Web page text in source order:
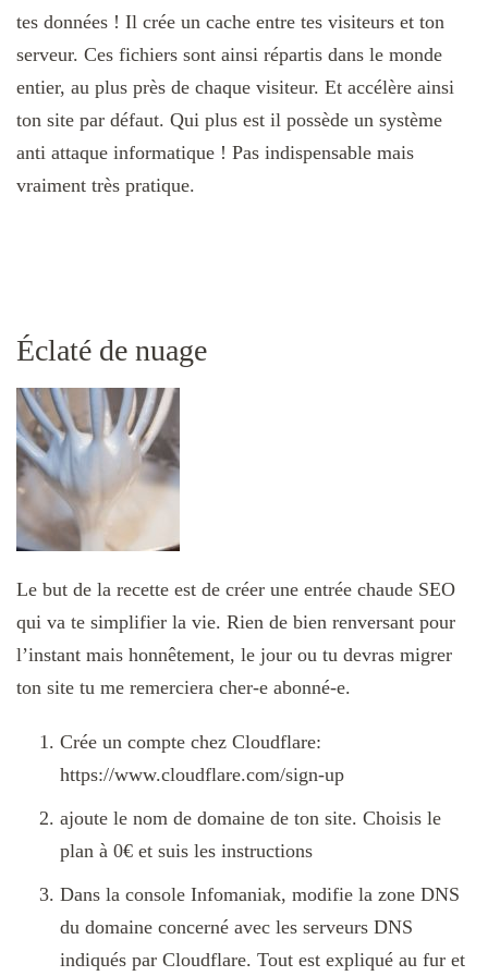
tes données ! Il crée un cache entre tes visiteurs et ton
serveur. Ces fichiers sont ainsi répartis dans le monde
entier, au plus près de chaque visiteur. Et accélère ainsi
ton site par défaut. Qui plus est il possède un système
anti attaque informatique ! Pas indispensable mais
vraiment très pratique.
Éclaté de nuage
Le but de la recette est de créer une entrée chaude SEO
qui va te simplifier la vie. Rien de bien renversant pour
l’instant mais honnêtement, le jour ou tu devras migrer
ton site tu me remerciera cher-e abonné-e.
Crée un compte chez Cloudflare:
https://www.cloudflare.com/sign-up
ajoute le nom de domaine de ton site. Choisis le
plan à 0€ et suis les instructions
Dans la console Infomaniak, modifie la zone DNS
du domaine concerné avec les serveurs DNS
indiqués par Cloudflare. Tout est expliqué au fur et